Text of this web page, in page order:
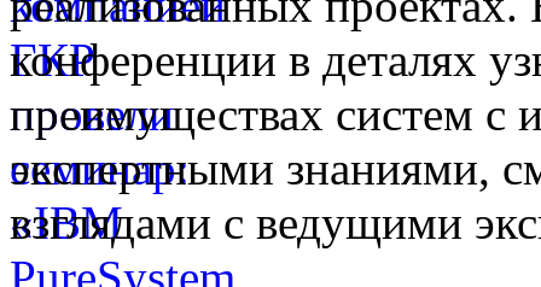
конференции в деталях
преимуществах систем с
экспертными знаниями,
взглядами с ведущими